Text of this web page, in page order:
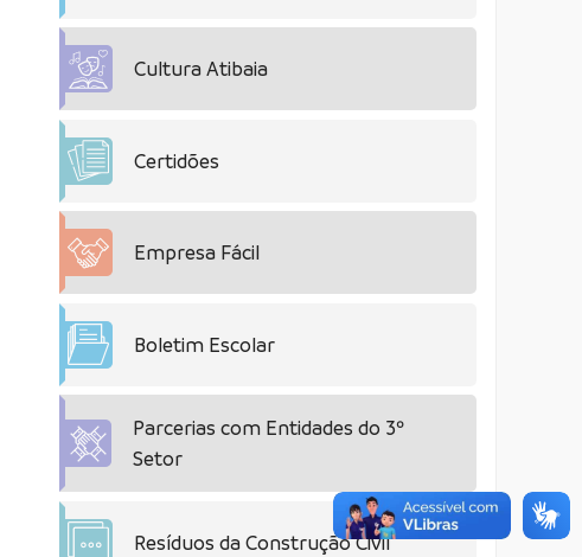
Cultura Atibaia
Certidões
Empresa Fácil
Boletim Escolar
Parcerias com Entidades do 3º
Setor
Resíduos da Construção Civil